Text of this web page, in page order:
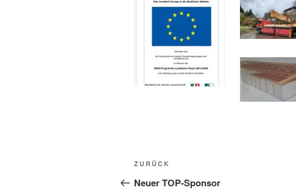
Beitragsnavigation
Vorheriger
Beitrag
ZURÜCK
Neuer TOP-Sponsor